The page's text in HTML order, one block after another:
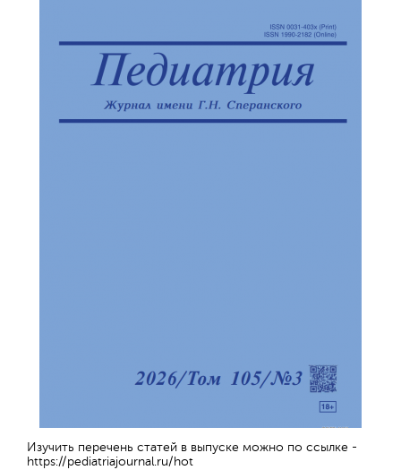
Изучить перечень статей в выпуске можно по ссылке -
https://pediatriajournal.ru/hot